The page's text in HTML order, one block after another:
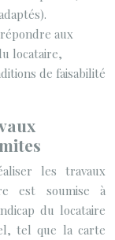
aux
locataire,
de faisabilité
les travaux
est soumise à
du locataire
tel que la carte